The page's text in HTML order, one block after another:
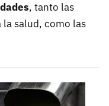
, tanto las
la salud, como las